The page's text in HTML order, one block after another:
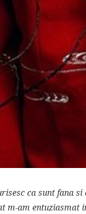
ca sunt fana
m-am